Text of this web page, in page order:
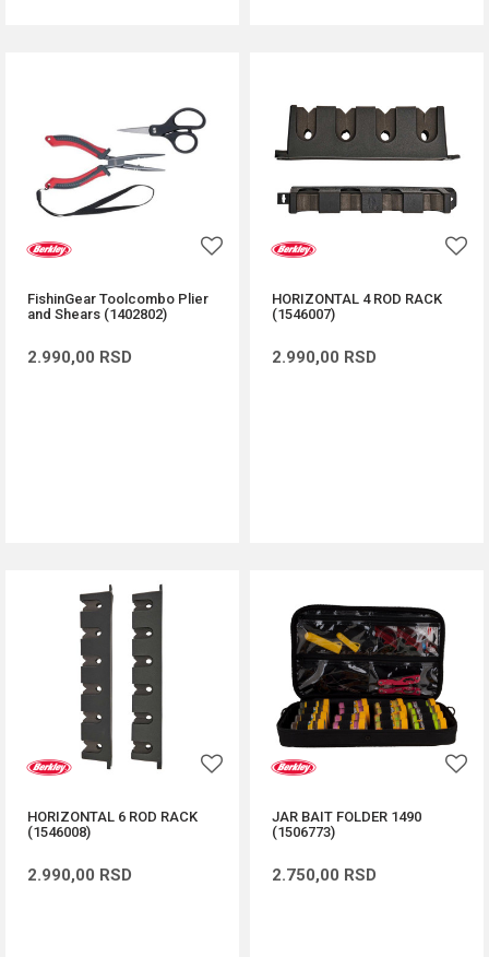
FishinGear Toolcombo Plier
and Shears (1402802)
2.990,00 RSD
HORIZONTAL 4 ROD RACK
(1546007)
2.990,00 RSD
HORIZONTAL 6 ROD RACK
(1546008)
2.990,00 RSD
JAR BAIT FOLDER 1490
(1506773)
2.750,00 RSD